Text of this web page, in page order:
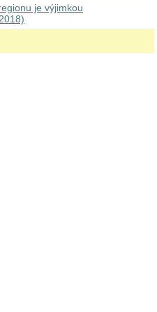
je výjimkou